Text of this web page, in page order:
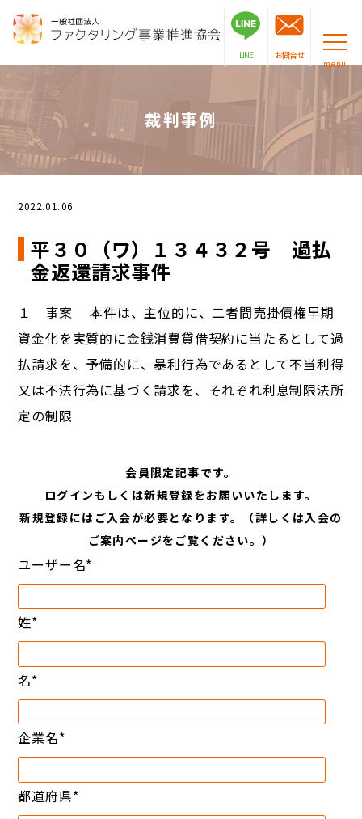
LINE お問合せ
menu
裁判事例
2022.01.06
平３０（ワ）１３４３２号 過払
金返還請求事件
１ 事案 本件は、主位的に、二者間売掛債権早期
資金化を実質的に金銭消費貸借契約に当たるとして過
払請求を、予備的に、暴利行為であるとして不当利得
又は不法行為に基づく請求を、それぞれ利息制限法所
定の制限
会員限定記事です。
ログインもしくは新規登録をお願いいたします。
新規登録にはご入会が必要となります。（詳しくは入会の
ご案内ページをご覧ください。）
ユーザー名*
姓*
名*
企業名*
都道府県*